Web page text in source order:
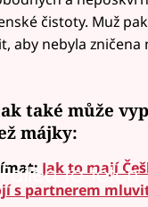
čistoty. Muž
aby nebyla zničena
také může
májky:
Failed to fetch
Jak to mají
s partnerem